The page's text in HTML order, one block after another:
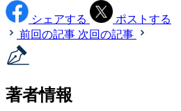
シェアする
ポストする
前回の記事 次回の記事
著者情報